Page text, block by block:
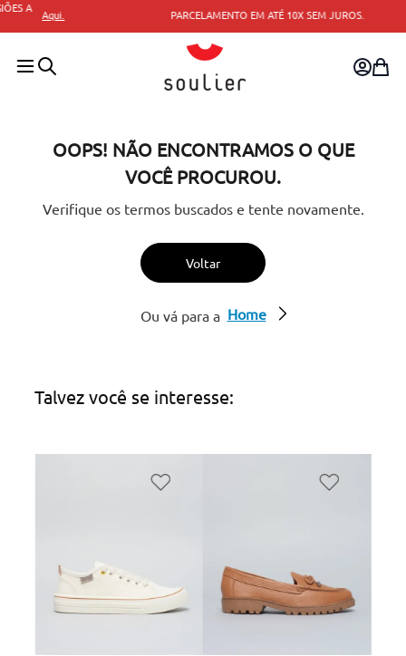
PARCELAMENTO EM ATÉ 10X SEM JUROS.
OOPS! NÃO ENCONTRAMOS O QUE
VOCÊ PROCUROU.
Verifique os termos buscados e tente novamente.
Voltar
Ou vá para a Home
Talvez você se interesse: